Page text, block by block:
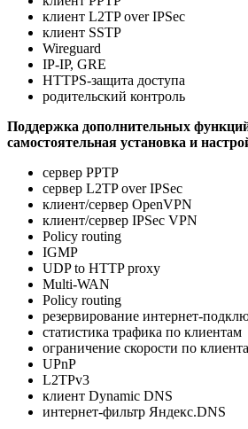
клиент L2TP over IPSec
клиент SSTP
Wireguard
IP-IP, GRE
HTTPS-защита доступа
родительский контроль
Поддержка дополнительных
самостоятельная установка и
сервер PPTP
сервер L2TP over IPSec
клиент/сервер OpenVPN
клиент/сервер IPSec VPN
Policy routing
IGMP
UDP to HTTP proxy
Multi-WAN
Policy routing
резервирование интернет-
статистика трафика по клиентам
ограничение скорости по
UPnP
L2TPv3
клиент Dynamic DNS
интернет-фильтр Яндекс.DNS